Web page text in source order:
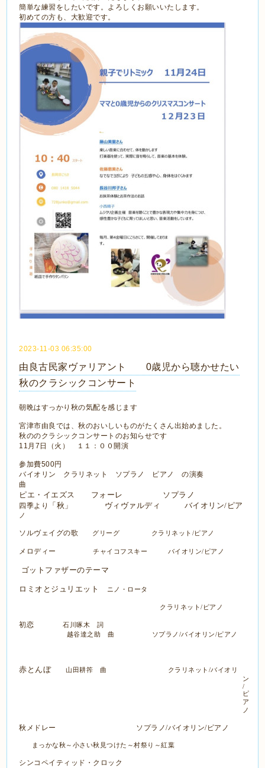
簡単な練習をしたいです。よろしくお願いいたします。
初めての方も、大歓迎です。
2023-11-03 06:35:00
由良古民家ヴァリアント 0歳児から聴かせたい
秋のクラシックコンサート
朝晩はすっかり秋の気配を感じます
宮津市由良では、秋のおいしいものがたくさん出始めました。
秋ののクラシックコンサートのお知らせです
11月7日（火） １１：００開演
参加費500円
バイオリン クラリネット ソプラノ ピアノ の演奏
曲
ピエ・イエズス フォーレ ソプラノ
四季より 「秋」 ヴィヴァルディ バイオリン/ ピア
ノ
ソルヴェイグの歌 グリーグ クラリネット /ピアノ
メロディーチャイコフスキー バイオリン/ ピアノ
ゴットファザーのテーマ
ロミオとジュリエット ニノ・ロータ
クラリネット/ ピアノ
初恋
石川啄木 詞
越谷達之助 曲
ソプラノ /バイオリン/ピアノ
赤とんぼ 山田耕筰 曲 クラリネット /バイオリ
ン
/
ピ
ア
ノ
秋メドレー ソプラノ/バイオリン/ピアノ
まっかな秋～小さい秋見つけた～村祭り～紅葉
シンコペイティッド・クロック